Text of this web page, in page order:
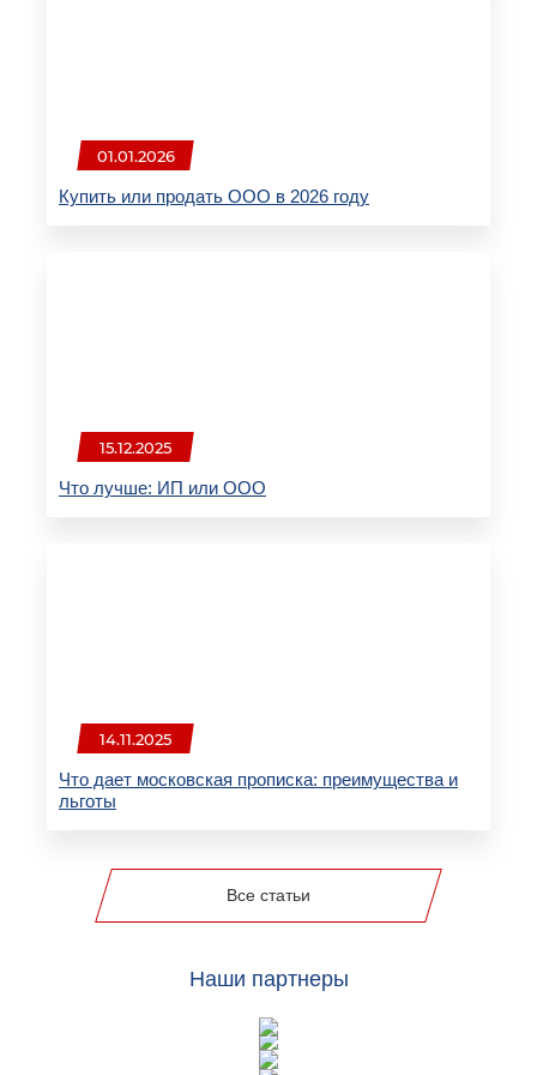
01.01.2026
Купить или продать ООО в 2026 году
15.12.2025
Что лучше: ИП или ООО
14.11.2025
Что дает московская прописка: преимущества и
льготы
Все статьи
Наши партнеры